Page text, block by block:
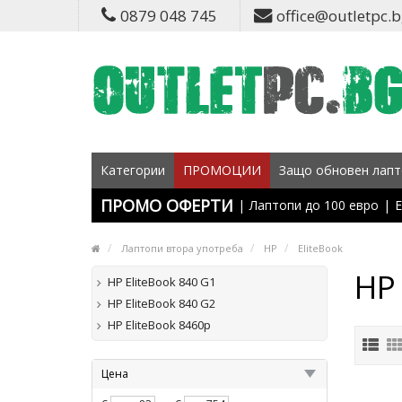
0879 048 745
Категории ПРОМОЦИИ Защо обновен
ПРОМО ОФЕРТИ | Лаптопи до 100 евро |
Лаптопи втора употреба HP EliteBook
HP EliteBook 840 G1
HP EliteBook 840 G2
HP EliteBook 8460p
Цена